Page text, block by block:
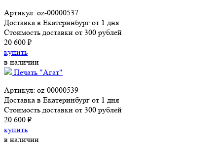
Артикул: oz-00000537
Доставка в Екатеринбург от 1 дня
Стоимость доставки от 300 рублей
20 600 ₽
купить
в наличии
Печать "Агат"
Артикул: oz-00000539
Доставка в Екатеринбург от 1 дня
Стоимость доставки от 300 рублей
20 600 ₽
купить
в наличии